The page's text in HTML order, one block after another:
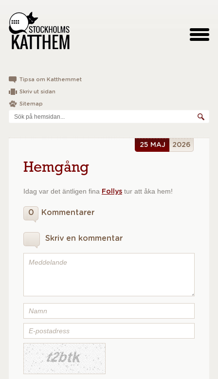
Tipsa om Katthemmet
Skriv ut sidan
Sitemap
25 MAJ 2026
Hemgång
Idag var det äntligen fina Follystur att åka hem!
0 Kommentarer
Skriv en kommentar